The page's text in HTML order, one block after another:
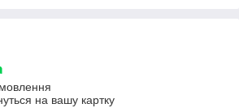
на вашу картку